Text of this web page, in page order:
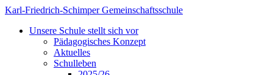
Karl-Friedrich-Schimper Gemeinschaftsschule
Unsere Schule stellt sich vor
Pädagogisches Konzept
Aktuelles
Schulleben